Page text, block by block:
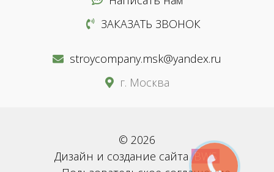
ЗАКАЗАТЬ ЗВОНОК
stroycompany.msk@yandex.ru
г. Москва
© 2026
Дизайн и создание сайтаBWS